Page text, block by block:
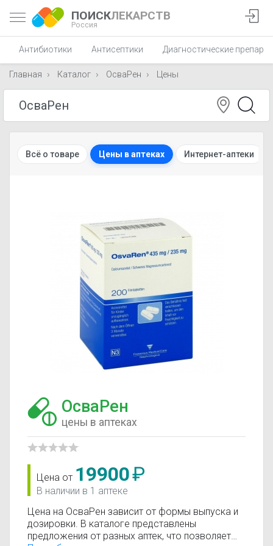
ПОИСКЛЕКАРСТВ
Россия
Антибиотики Антисептики Диагностические
Главная Каталог ОсваРен Цены
Всё о товаре Цены в аптеках Интернет-аптеки
ОсваРен
цены в аптеках
Цена от 19900₽
В наличии в 1 аптеке
Цена на ОсваРен зависит от формы выпуска и
дозировки. В каталоге представлены
предложения от разных аптек, что позволяет